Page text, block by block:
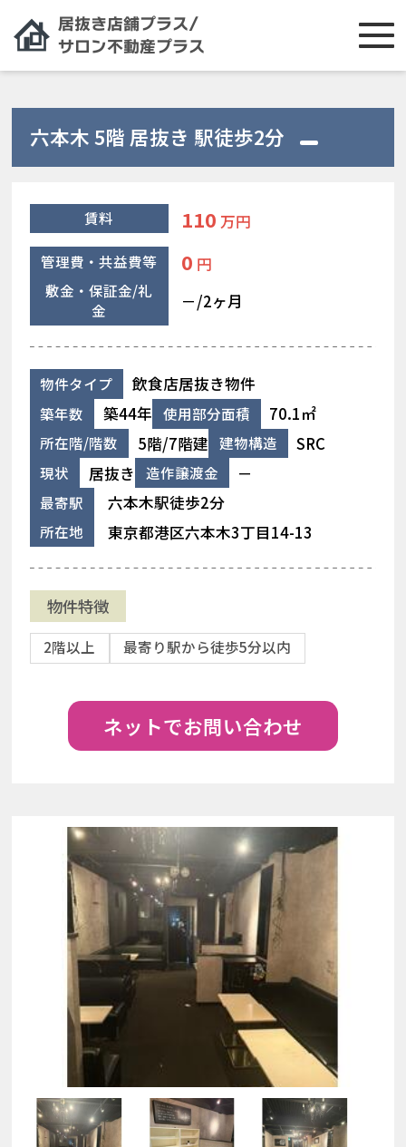
六本木 5階 居抜き 駅徒歩2分
賃料 110 万円
管理費・共益費等 0 円
敷金・保証金/礼
金
－/2ヶ月
物件タイプ 飲食店居抜き物件
築年数 築44年 使用部分面積 70.1㎡
所在階/階数 5階/7階建 建物構造 SRC
現状 居抜き 造作譲渡金 －
最寄駅 六本木駅徒歩2分
所在地 東京都港区六本木3丁目14-13
物件特徴
2階以上 最寄り駅から徒歩5分以内
ネットでお問い合わせ